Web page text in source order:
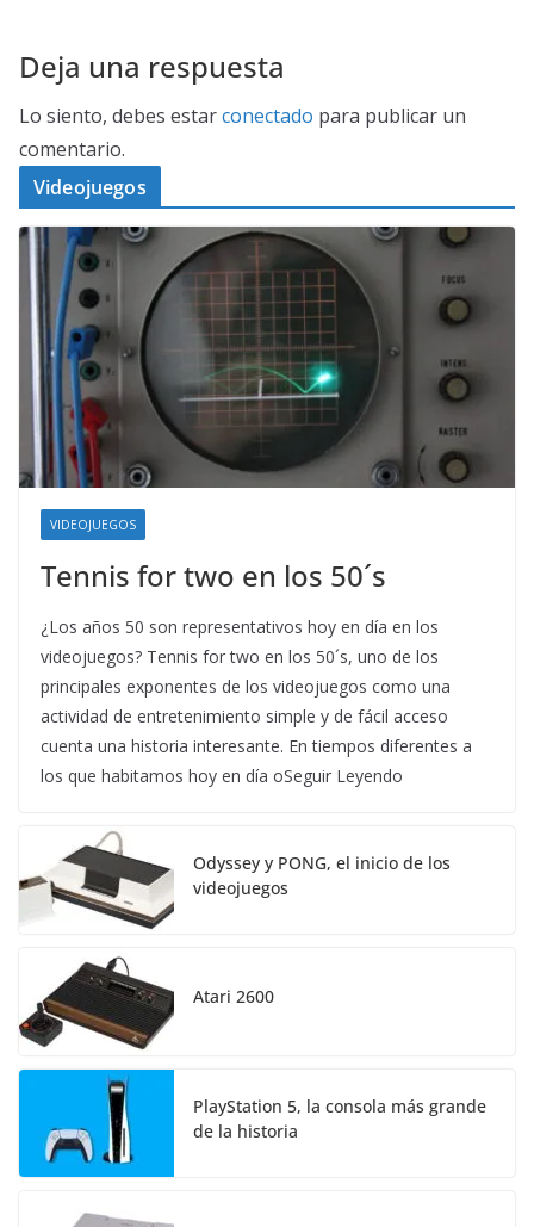
Deja una respuesta
Lo siento, debes estarconectado para publicar un
comentario.
Videojuegos
VIDEOJUEGOS
Tennis for two en los 50´s
¿Los años 50 son representativos hoy en día en los
videojuegos? Tennis for two en los 50´s, uno de los
principales exponentes de los videojuegos como una
actividad de entretenimiento simple y de fácil acceso
cuenta una historia interesante. En tiempos diferentes a
los que habitamos hoy en día oSeguir Leyendo
Odyssey y PONG, el inicio de los
videojuegos
Atari 2600
PlayStation 5, la consola más grande
de la historia